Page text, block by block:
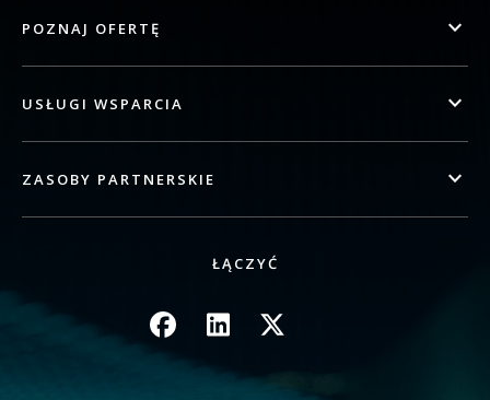
POZNAJ OFERTĘ
USŁUGI WSPARCIA
ZASOBY PARTNERSKIE
ŁĄCZYĆ
Obraz Obraz Obraz